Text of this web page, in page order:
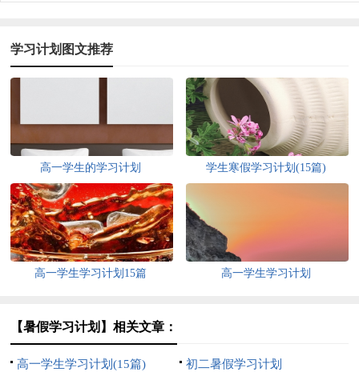
学习计划图文推荐
高一学生的学习计划 学生寒假学习计划(15篇)
高一学生学习计划15篇 高一学生学习计划
【暑假学习计划】相关文章：
高一学生学习计划(15篇)
初二暑假学习计划